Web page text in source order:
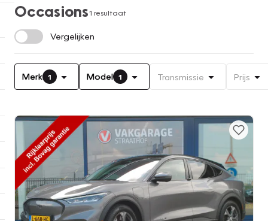
Occasions1 resultaat
Vergelijken
Merk 1 Model 1 Transmissie Prijs